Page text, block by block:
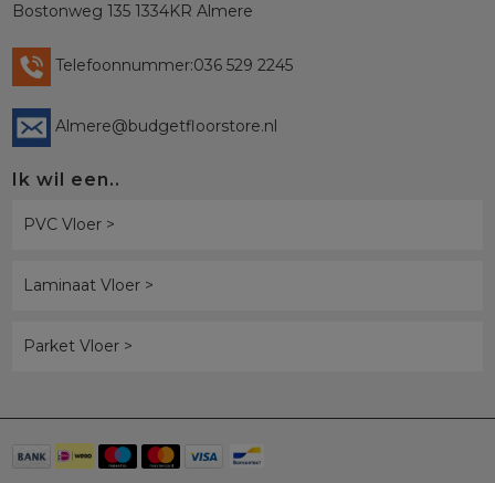
Bostonweg 135 1334KR Almere
Telefoonnummer:036 529 2245
Almere@budgetfloorstore.nl
Ik wil een..
PVC Vloer >
Laminaat Vloer >
Parket Vloer >